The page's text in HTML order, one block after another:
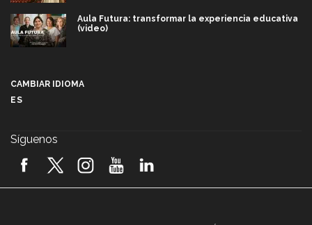
Aula Futura: transformar la experiencia educativa
(video)
2026! (video)
CAMBIAR IDIOMA
ES
Síguenos